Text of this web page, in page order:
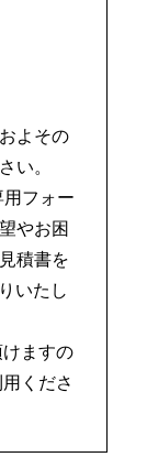
よその
い。
フォー
やお困
積書を
いたし
ますの
くださ